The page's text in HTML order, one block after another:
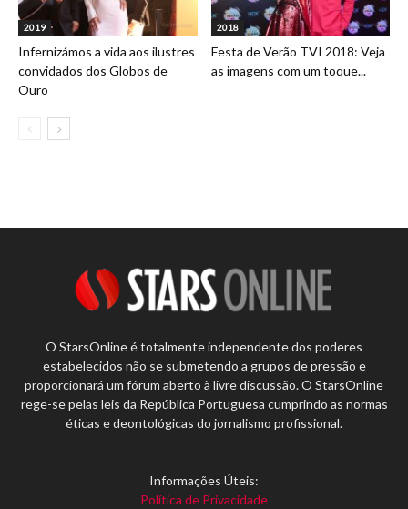
2019
Infernizámos a vida aos ilustres
convidados dos Globos de
Ouro
2018
Festa de Verão TVI 2018: Veja
as imagens com um toque...
O StarsOnline é totalmente independente dos poderes
estabelecidos não se submetendo a grupos de pressão e
proporcionará um fórum aberto à livre discussão. O StarsOnline
rege-se pelas leis da República Portuguesa cumprindo as normas
éticas e deontológicas do jornalismo profissional.
Informações Úteis:
Política de Privacidade